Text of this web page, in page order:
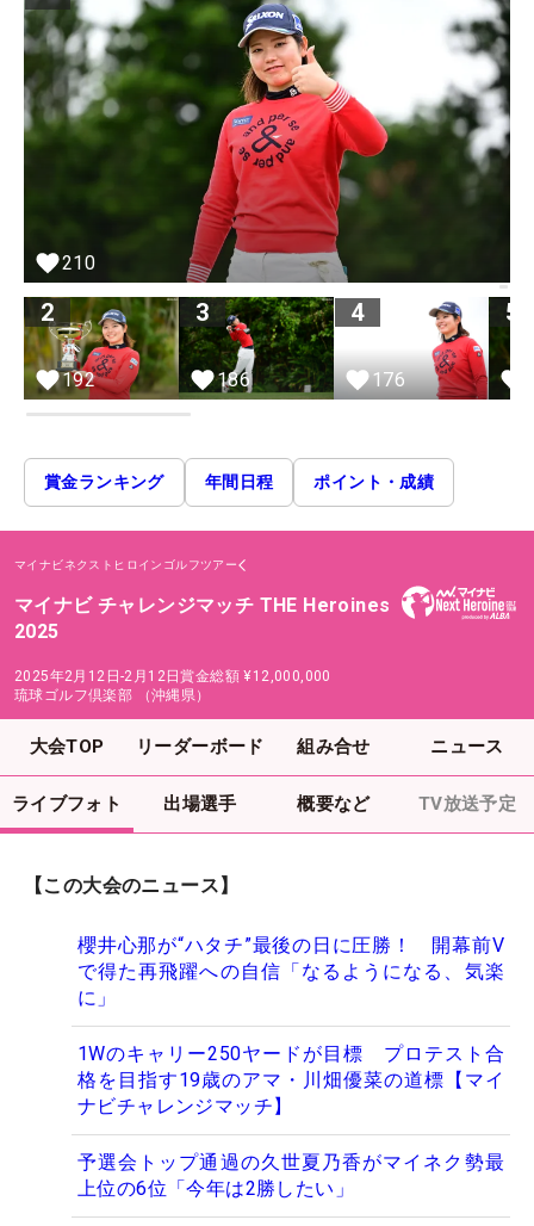
210
2
192
3
186
4
176
5
賞金ランキング 年間日程 ポイント・成績
マイナビネクストヒロインゴルフツアー
マイナビ チャレンジマッチ THE Heroines
2025
2025年2月12日-2月12日賞金総額 ¥12,000,000
琉球ゴルフ倶楽部 （沖縄県）
大会TOP リーダーボード 組み合せ ニュース
ライブフォト 出場選手 概要など TV放送予定
【この大会のニュース】
櫻井心那が“ハタチ”最後の日に圧勝！ 開幕前V
で得た再飛躍への自信「なるようになる、気楽
に」
1Wのキャリー250ヤードが目標 プロテスト合
格を目指す19歳のアマ・川畑優菜の道標【マイ
ナビチャレンジマッチ】
予選会トップ通過の久世夏乃香がマイネク勢最
上位の6位「今年は2勝したい」